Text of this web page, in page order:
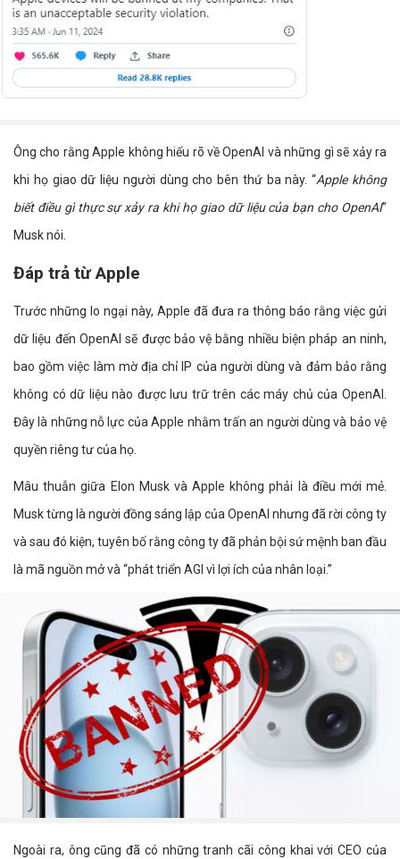
Ông cho rằng Apple không hiểu rõ về OpenAI và những gì sẽ xảy ra
khi họ giao dữ liệu người dùng cho bên thứ ba này. “Apple không
biết điều gì thực sự xảy ra khi họ giao dữ liệu của bạn cho OpenAI”
Musk nói.
Đáp trả từ Apple
Trước những lo ngại này, Apple đã đưa ra thông báo rằng việc gửi
dữ liệu đến OpenAI sẽ được bảo vệ bằng nhiều biện pháp an ninh,
bao gồm việc làm mờ địa chỉ IP của người dùng và đảm bảo rằng
không có dữ liệu nào được lưu trữ trên các máy chủ của OpenAI.
Đây là những nỗ lực của Apple nhằm trấn an người dùng và bảo vệ
quyền riêng tư của họ.
Mâu thuẫn giữa Elon Musk và Apple không phải là điều mới mẻ.
Musk từng là người đồng sáng lập của OpenAI nhưng đã rời công ty
và sau đó kiện, tuyên bố rằng công ty đã phản bội sứ mệnh ban đầu
là mã nguồn mở và “phát triển AGI vì lợi ích của nhân loại.”
Ngoài ra, ông cũng đã có những tranh cãi công khai với CEO của